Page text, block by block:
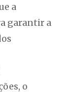
a
garantir a
o